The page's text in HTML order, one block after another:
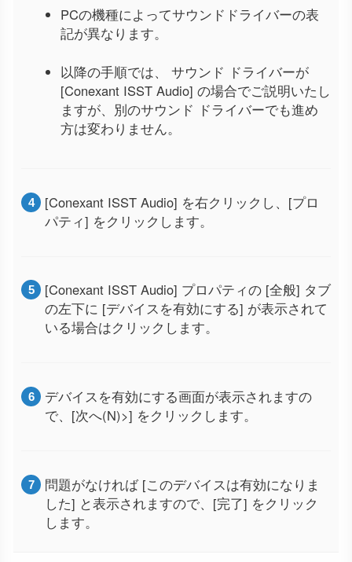
PCの機種によってサウンドドライバーの表
記が異なります。
以降の手順では、 サウンド ドライバーが
[Conexant ISST Audio] の場合でご説明いたし
ますが、別のサウンド ドライバーでも進め
方は変わりません。
[Conexant ISST Audio] を右クリックし、[プロ
パティ] をクリックします。
[Conexant ISST Audio] プロパティの [全般] タブ
の左下に [デバイスを有効にする] が表示されて
いる場合はクリックします。
デバイスを有効にする画面が表示されますの
で、[次へ(N)>] をクリックします。
問題がなければ [このデバイスは有効になりま
した] と表示されますので、[完了] をクリック
します。